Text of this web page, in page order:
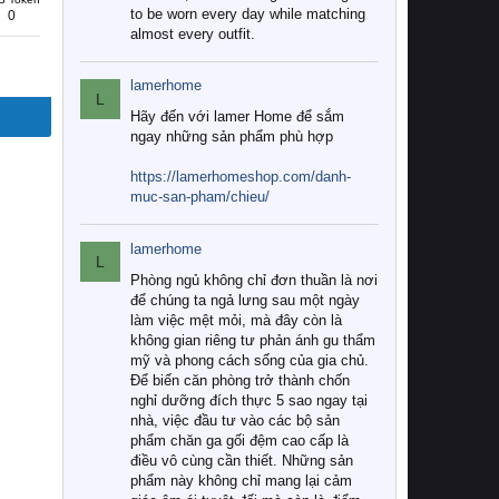
0
to be worn every day while matching
almost every outfit.
L
lamerhome
Hãy đến với lamer Home để sắm
ngay những sản phẩm phù hợp
https://lamerhomeshop.com/danh-
muc-san-pham/chieu/
L
lamerhome
Phòng ngủ không chỉ đơn thuần là nơi
để chúng ta ngả lưng sau một ngày
làm việc mệt mỏi, mà đây còn là
không gian riêng tư phản ánh gu thẩm
mỹ và phong cách sống của gia chủ.
Để biến căn phòng trở thành chốn
nghỉ dưỡng đích thực 5 sao ngay tại
nhà, việc đầu tư vào các bộ sản
phẩm chăn ga gối đệm cao cấp là
điều vô cùng cần thiết. Những sản
phẩm này không chỉ mang lại cảm